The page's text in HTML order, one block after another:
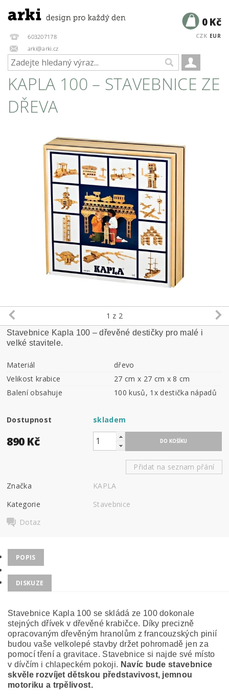
603207178
arki@arki.cz
CZK EUR
0 Kč
KAPLA 100 – STAVEBNICE ZE
DŘEVA
1 z 2
Stavebnice Kapla 100 – dřevěné destičky pro malé i
velké stavitele.
Materiál
dřevo
Velikost krabice
27 cm x 27 cm x 8 cm
Balení obsahuje
100 kusů, 1x destička nápadů
Dostupnost skladem
890 Kč
Přidat na seznam přání
Značka
KAPLA
Kategorie
Stavebnice
Dotaz
POPIS
DISKUZE
Stavebnice Kapla 100 se skládá ze 100 dokonale
stejných dřívek v dřevěné krabičce. Díky precizně
opracovaným dřevěným hranolům z francouzských pinií
budou vaše velkolepé stavby držet pohromadě jen za
pomocí tření a gravitace. Stavebnice si najde své místo
v dívčím i chlapeckém pokoji. Navíc bude stavebnice
skvěle rozvíjet dětskou představivost, jemnou
motoriku a trpělivost.